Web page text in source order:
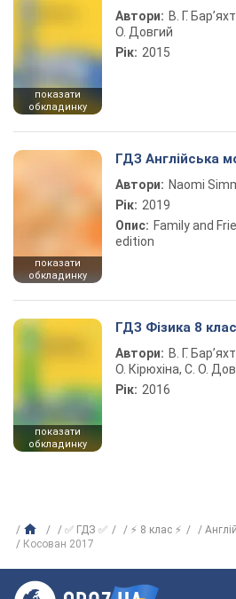
показати
обкладинку
Автори: В. Г.
О. Довгий
Рік: 2015
показати
обкладинку
ГДЗ Англійська
Автори: Naomi
Рік: 2019
Опис: Family and
edition
показати
обкладинку
ГДЗ Фізика 8 клас
Автори: В. Г.
О. Кірюхіна, С. О.
Рік: 2016
✅ ГДЗ ✅ ⚡ 8 клас ⚡
Косован 2017